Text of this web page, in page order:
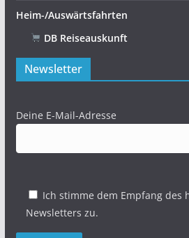
Heim-/Auswärtsfahrten
DB Reiseauskunft
Newsletter
Deine E-Mail-Adresse
Ich stimme dem Empfang des
Newsletters zu.